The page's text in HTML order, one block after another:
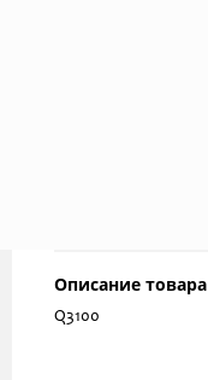
Описание товара
Q3100